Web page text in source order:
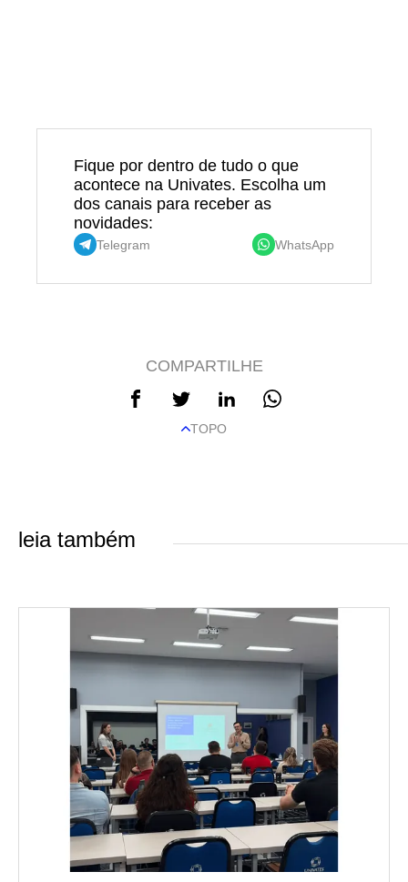
Fique por dentro de tudo o que
acontece na Univates. Escolha um
dos canais para receber as
novidades:
Telegram WhatsApp
COMPARTILHE
TOPO
leia também